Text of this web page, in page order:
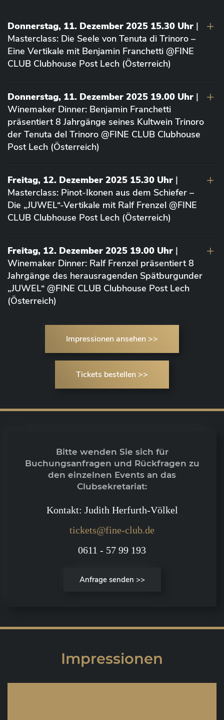
Donnerstag, 11. Dezember 2025 15.30 Uhr |
Masterclass: Die Seele von Tenuta di Trinoro –
Eine Vertikale mit Benjamin Franchetti @FINE
CLUB Clubhouse Post Lech (Österreich)
Donnerstag, 11. Dezember 2025 19.00 Uhr |
Winemaker Dinner: Benjamin Franchetti
präsentiert 8 Jahrgänge seines Kultwein Trinoro
der Tenuta del Trinoro @FINE CLUB Clubhouse
Post Lech (Österreich)
Freitag, 12. Dezember 2025 15.30 Uhr |
Masterclass: Pinot-Ikonen aus dem Schiefer –
Die „JUWEL“-Vertikale mit Ralf Frenzel @FINE
CLUB Clubhouse Post Lech (Österreich)
Freitag, 12. Dezember 2025 19.00 Uhr |
Winemaker Dinner: Ralf Frenzel präsentiert 8
Jahrgänge des herausragenden Spätburgunder
„JUWEL“ @FINE CLUB Clubhouse Post Lech
(Österreich)
Impressionen ansehen >>
Tickets bestellen >>
Bitte wenden Sie sich für
Buchungsanfragen und Rückfragen zu
den einzelnen Events an das
Clubsekretariat:
Kontakt: Judith Herfurth-Völkel
tickets@fine-club.de
0611 - 57 99 193
Anfrage senden >>
Impressionen